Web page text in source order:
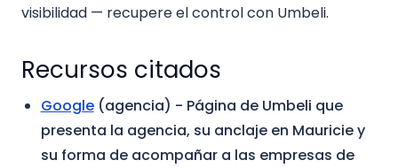
visibilidad — recupere el control con Umbeli.
Recursos citados
Google(agencia) - Página de Umbeli que
presenta la agencia, su anclaje en Mauricie y
su forma de acompañar a las empresas de